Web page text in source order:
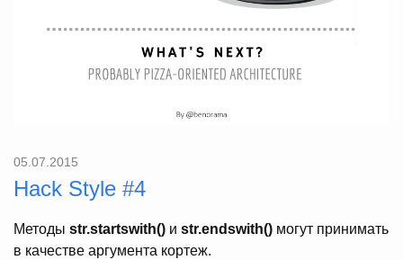
05.07.2015
Hack Style #4
Методы str.startswith() и str.endswith() могут принимать
в качестве аргумента кортеж.